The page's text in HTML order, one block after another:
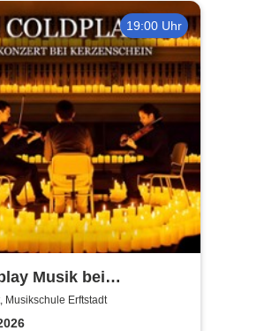
19:00 Uhr
Musik bei
Musikschule Erftstadt